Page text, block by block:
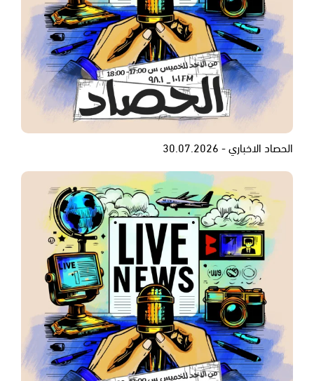
الحصاد الاخباري - 30.07.2026